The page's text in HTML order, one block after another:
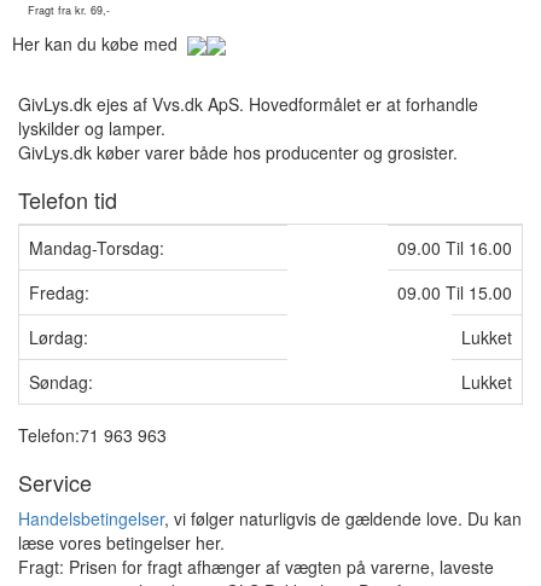
Fragt fra kr. 69,-
Her kan du købe med
GivLys.dk ejes af Vvs.dk ApS. Hovedformålet er at forhandle
lyskilder og lamper.
GivLys.dk køber varer både hos producenter og grosister.
Telefon tid
Mandag-Torsdag:
09.00 Til 16.00
Fredag:
09.00 Til 15.00
Lørdag:
Lukket
Søndag:
Lukket
Telefon:71 963 963
Service
Handelsbetingelser, vi følger naturligvis de gældende love. Du kan
læse vores betingelser her.
Fragt: Prisen for fragt afhænger af vægten på varerne, laveste